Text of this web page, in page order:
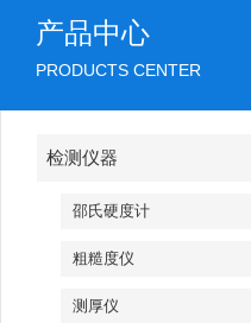
产品中心
PRODUCTS CENTER
检测仪器
邵氏硬度计
粗糙度仪
测厚仪